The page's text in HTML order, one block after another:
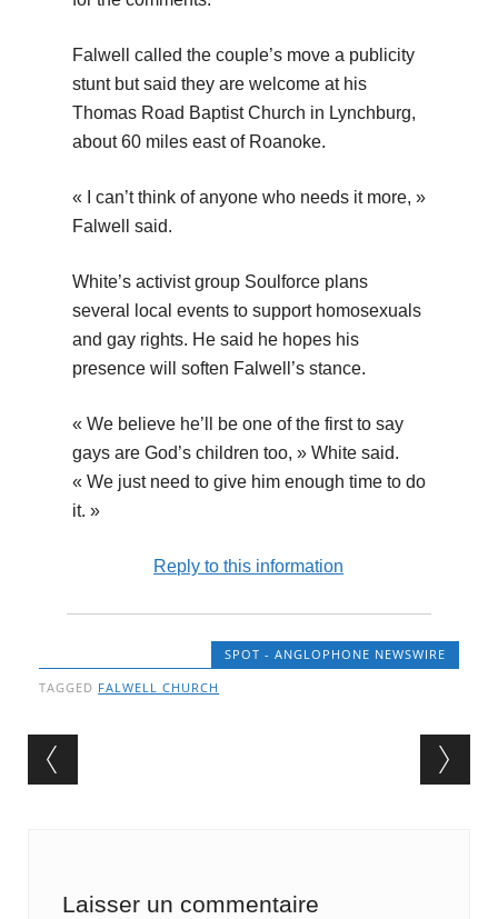
Falwell called the couple’s move a publicity
stunt but said they are welcome at his
Thomas Road Baptist Church in Lynchburg,
about 60 miles east of Roanoke.
« I can’t think of anyone who needs it more, »
Falwell said.
White’s activist group Soulforce plans
several local events to support homosexuals
and gay rights. He said he hopes his
presence will soften Falwell’s stance.
« We believe he’ll be one of the first to say
gays are God’s children too, » White said.
« We just need to give him enough time to do
it. »
Reply to this information
SPOT - ANGLOPHONE NEWSWIRE
TAGGED FALWELL CHURCH
Post navigation
Laisser un commentaire